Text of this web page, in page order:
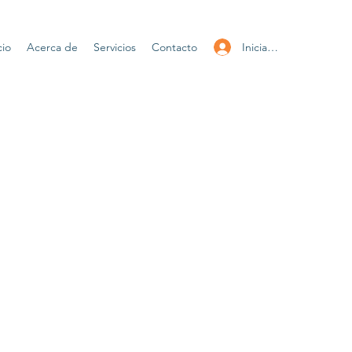
Iniciar sesión
Acerca de Servicios Contacto